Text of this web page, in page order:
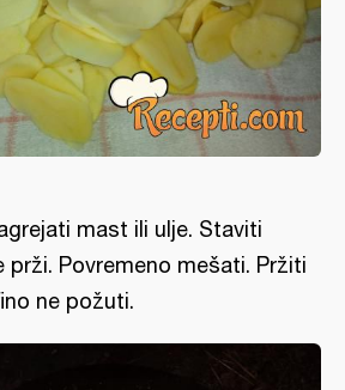
mast ili ulje. Staviti
prži. Povremeno mešati. Pržiti
ne požuti.